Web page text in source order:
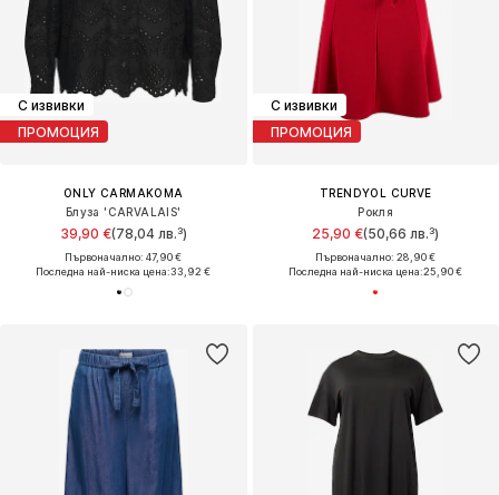
С извивки
ПРОМОЦИЯ
ONLY CARMAKOMA
Блуза 'CARVALAIS'
39,90 €(78,04 лв.³)
Първоначално: 47,90 €
Последна най-ниска цена:33,92 €
С извивки
ПРОМОЦИЯ
TRENDYOL CURVE
Рокля
25,90 €(50,66 лв.³)
Първоначално: 28,90 €
Последна най-ниска цена:25,90 €